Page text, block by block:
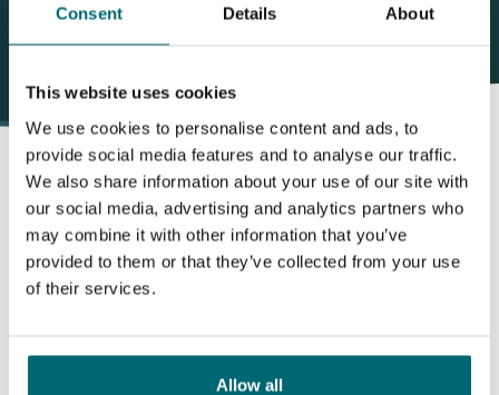
Consent Details About
This website uses cookies
We use cookies to personalise content and ads, to
provide social media features and to analyse our traffic.
We also share information about your use of our site with
our social media, advertising and analytics partners who
may combine it with other information that you’ve
provided to them or that they’ve collected from your use
of their services.
Allow all
Daarom boekt u bij The Carp
Specialist